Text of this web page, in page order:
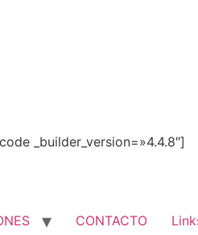
_builder_version=»4.4.8″]
CONTACTO